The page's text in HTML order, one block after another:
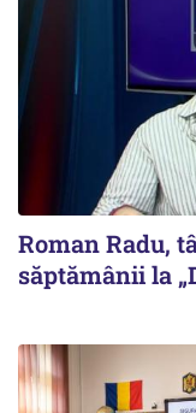
Roman Radu,
săptămânii la